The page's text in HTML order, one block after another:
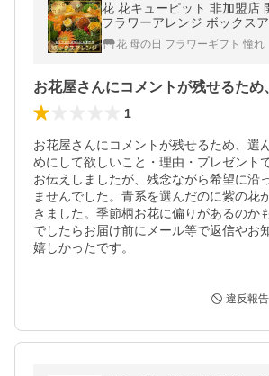
花 花キューピット 非加盟店
フラワーアレンジ ボックスア
生日 お祝い 生花 退職祝い 発
盆 お供え
花 母の日 フラワーギフト 憧れ
1
お花屋さんにコメントが残せるため、選
めにして欲しいこと・理由・プレゼント
お伝えしましたが、残念ながら希望に沿
ませんでした。青系を選んだのに紫の花
きました。季節柄お花に偏りがあるのか
でしたらお届け前にメール等で返信やお
嬉しかったです。
違反報告